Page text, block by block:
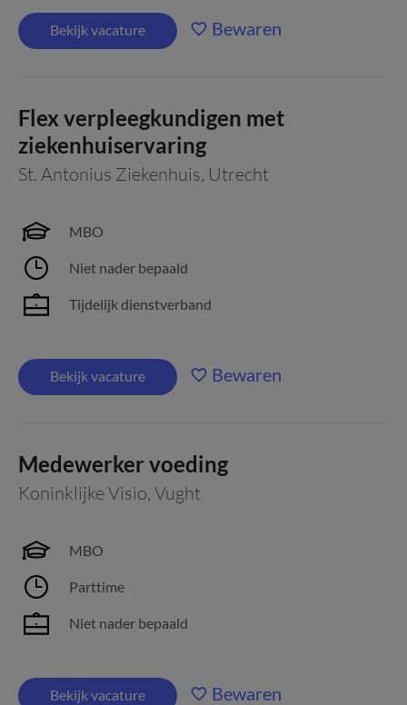
Bekijk vacature Bewaren
Flex verpleegkundigen met
ziekenhuiservaring
St. Antonius Ziekenhuis, Utrecht
MBO
Niet nader bepaald
Tijdelijk dienstverband
Bekijk vacature Bewaren
Medewerker voeding
Koninklijke Visio, Vught
MBO
Parttime
Niet nader bepaald
Bekijk vacature Bewaren